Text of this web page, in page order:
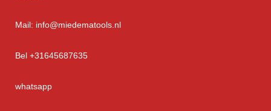
Mail: info@miedematools.nl
Bel +31645687635
whatsapp